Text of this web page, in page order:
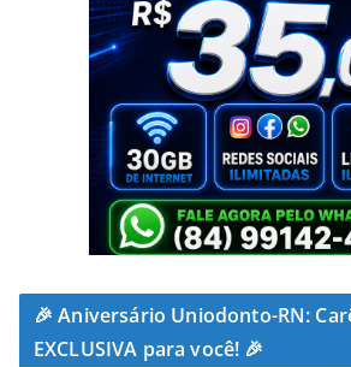
🎉 Aniversário Uniodonto-RN:
EXCLUSIVA para você! 🎉